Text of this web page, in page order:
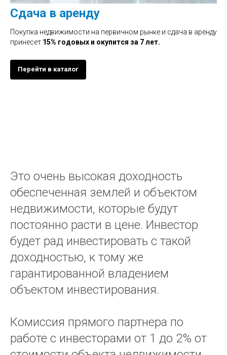
Сдача в аренду
Покупка недвижимости на первичном рынке и сдача в аренду
принесет 15% годовых и окупится за 7 лет.
Перейти в каталог
Это очень высокая доходность
обеспеченная землей и объектом
недвижимости, которые будут
постоянно расти в цене. Инвестор
будет рад инвестировать с такой
доходностью, к тому же
гарантированной владением
объектом инвестирования.
Комиссия прямого партнера по
работе с инвесторами от 1 до 2% от